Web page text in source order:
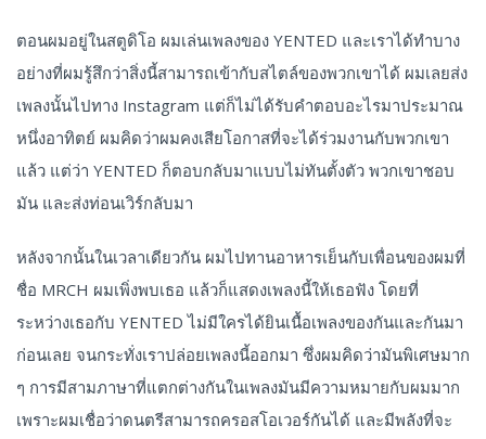
ตอนผมอยู่ในสตูดิโอ ผมเล่นเพลงของ YENTED และเราได้ทำบาง
อย่างที่ผมรู้สึกว่าสิ่งนี้สามารถเข้ากับสไตล์ของพวกเขาได้ ผมเลยส่ง
เพลงนั้นไปทาง Instagram แต่ก็ไม่ได้รับคำตอบอะไรมาประมาณ
หนึ่งอาทิตย์ ผมคิดว่าผมคงเสียโอกาสที่จะได้ร่วมงานกับพวกเขา
แล้ว แต่ว่า YENTED ก็ตอบกลับมาแบบไม่ทันตั้งตัว พวกเขาชอบ
มัน และส่งท่อนเวิร์กลับมา
หลังจากนั้นในเวลาเดียวกัน ผมไปทานอาหารเย็นกับเพื่อนของผมที่
ชื่อ MRCH ผมเพิ่งพบเธอ แล้วก็แสดงเพลงนี้ให้เธอฟัง โดยที่
ระหว่างเธอกับ YENTED ไม่มีใครได้ยินเนื้อเพลงของกันและกันมา
ก่อนเลย จนกระทั่งเราปล่อยเพลงนี้ออกมา ซึ่งผมคิดว่ามันพิเศษมาก
ๆ การมีสามภาษาที่แตกต่างกันในเพลงมันมีความหมายกับผมมาก
เพราะผมเชื่อว่าดนตรีสามารถครอสโอเวอร์กันได้ และมีพลังที่จะ